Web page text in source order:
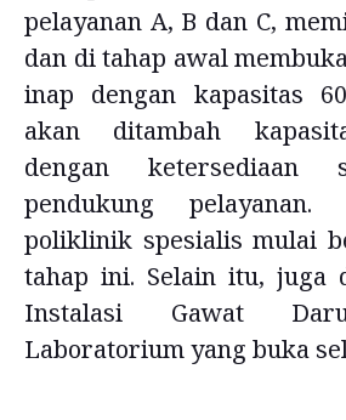
pelayanan A, B dan C,
dan di tahap awal
inap dengan kapasitas
akan ditambah
dengan ketersediaan
pendukung pelayanan.
poliklinik spesialis mulai
tahap ini. Selain itu, juga
Instalasi Gawat
Laboratorium yang buka